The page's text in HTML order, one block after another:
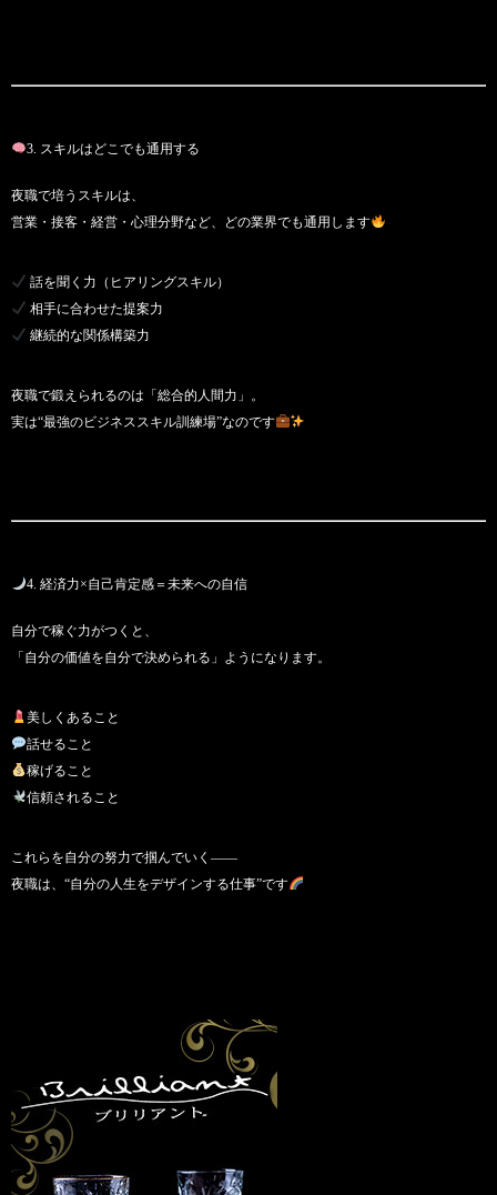
3. スキルはどこでも通用する
夜職で培うスキルは、
営業・接客・経営・心理分野など、どの業界でも通用します
話を聞く力（ヒアリングスキル）
相手に合わせた提案力
継続的な関係構築力
夜職で鍛えられるのは「総合的人間力」。
実は“最強のビジネススキル訓練場”なのです
4. 経済力×自己肯定感＝未来への自信
自分で稼ぐ力がつくと、
「自分の価値を自分で決められる」ようになります。
美しくあること
話せること
稼げること
信頼されること
これらを自分の努力で掴んでいく――
夜職は、“自分の人生をデザインする仕事”です